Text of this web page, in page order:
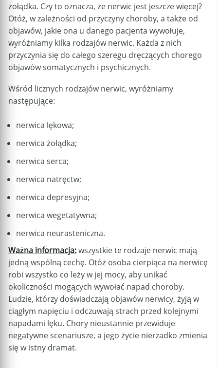
żołądka. Czy to oznacza, że nerwic jest jeszcze więcej?
Otóż, w zależności od przyczyny choroby, a także od
objawów, jakie ona u danego pacjenta wywołuje,
wyróżniamy kilka rodzajów nerwic. Każda z nich
przyczynia się do całego szeregu dręczących chorego
objawów somatycznych i psychicznych.
Wśród licznych rodzajów nerwic, wyróżniamy
następujące:
nerwica lękowa;
nerwica żołądka;
nerwica serca;
nerwica natręctw;
nerwica depresyjna;
nerwica wegetatywna;
nerwica neurasteniczna.
Ważna informacja:wszystkie te rodzaje nerwic mają
jedną wspólną cechę. Otóż osoba cierpiąca na nerwicę
robi wszystko co leży w jej mocy, aby unikać
okoliczności mogących wywołać napad choroby.
Ludzie, którzy doświadczają objawów nerwicy, żyją w
ciągłym napięciu i odczuwają strach przed kolejnymi
napadami lęku. Chory nieustannie przewiduje
negatywne scenariusze, a jego życie nierzadko zmienia
się w istny dramat.